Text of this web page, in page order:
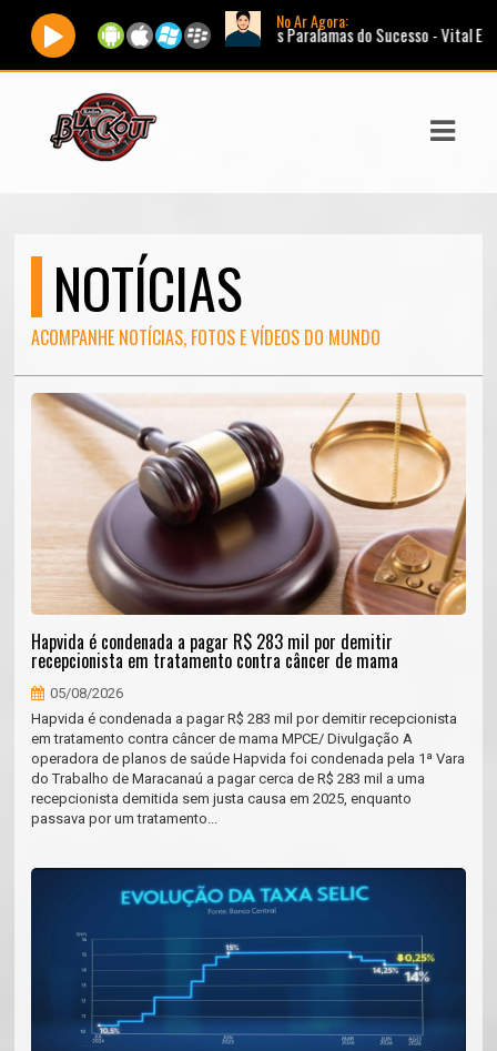
No Ar Agora:
Tocando agora:Os Paralamas do Sucesso - Vital E Sua Moto |
NOTÍCIAS
ACOMPANHE NOTÍCIAS, FOTOS E VÍDEOS DO MUNDO
Hapvida é condenada a pagar R$ 283 mil por demitir
recepcionista em tratamento contra câncer de mama
05/08/2026
Hapvida é condenada a pagar R$ 283 mil por demitir recepcionista
em tratamento contra câncer de mama MPCE/ Divulgação A
operadora de planos de saúde Hapvida foi condenada pela 1ª Vara
do Trabalho de Maracanaú a pagar cerca de R$ 283 mil a uma
recepcionista demitida sem justa causa em 2025, enquanto
passava por um tratamento...